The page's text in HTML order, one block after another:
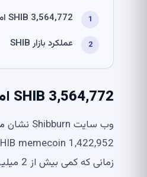
3,564,772 SHIB امروز در آتش سوخت
عملکرد بازار SHIB
3,564,772 SHIB امروز در آتش سوخت
زمانی که کمی بیش از 2 میلیون SHIB از کل عرضه در گردش باقی مانده بود.